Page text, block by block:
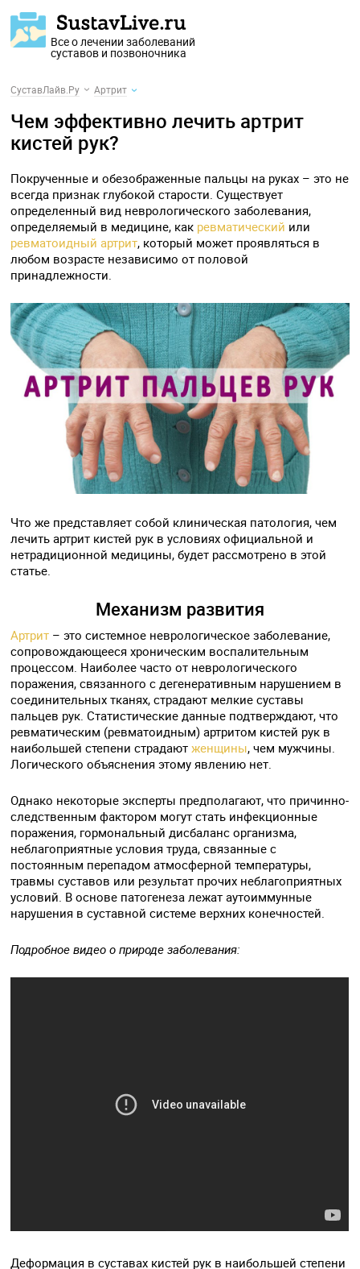
Все о лечении заболеваний
суставов и позвоночника
СуставЛайв.Ру Артрит
Чем эффективно лечить артрит
кистей рук?
Покрученные и обезображенные пальцы на руках – это не
всегда признак глубокой старости. Существует
определенный вид неврологического заболевания,
определяемый в медицине, как ревматический или
ревматоидный артрит, который может проявляться в
любом возрасте независимо от половой
принадлежности.
Что же представляет собой клиническая патология, чем
лечить артрит кистей рук в условиях официальной и
нетрадиционной медицины, будет рассмотрено в этой
статье.
Механизм развития
Артрит – это системное неврологическое заболевание,
сопровождающееся хроническим воспалительным
процессом. Наиболее часто от неврологического
поражения, связанного с дегенеративным нарушением в
соединительных тканях, страдают мелкие суставы
пальцев рук. Статистические данные подтверждают, что
ревматическим (ревматоидным) артритом кистей рук в
наибольшей степени страдаютженщины, чем мужчины.
Логического объяснения этому явлению нет.
Однако некоторые эксперты предполагают, что причинно-
следственным фактором могут стать инфекционные
поражения, гормональный дисбаланс организма,
неблагоприятные условия труда, связанные с
постоянным перепадом атмосферной температуры,
травмы суставов или результат прочих неблагоприятных
условий. В основе патогенеза лежат аутоиммунные
нарушения в суставной системе верхних конечностей.
Подробное видео о природе заболевания:
Деформация в суставах кистей рук в наибольшей степени